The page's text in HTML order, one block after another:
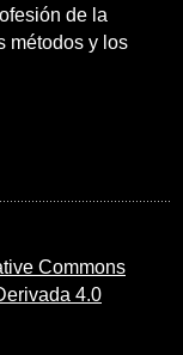
de la
métodos y los
Commons
4.0